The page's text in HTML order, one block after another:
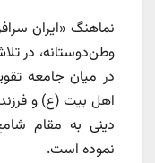
نماهنگ «ایران
وطن‌دوستانه، در
در میان جامعه
اهل بیت (ع) و فرزند
دینی به مقام
نموده است.